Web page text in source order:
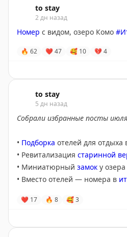
нашему промокоду
потоку можно выгодно с
000 руб. на любой тариф.
Ребята из Синхронизации
иностранной картой. Курс
Успевайте занять свое место!
to stay
2 дн назад
Номер с видом, озеро Комо
🔥 62 ❤ 47 🥰 10 💔 4
to stay
5 дн назад
Собрали избранные посты
• Подборка отелей для отдыха
• Ревитализация старинной
• Миниатюрный замок у
• Вместо отелей — номера в
❤ 17 🔥 8 🥰3